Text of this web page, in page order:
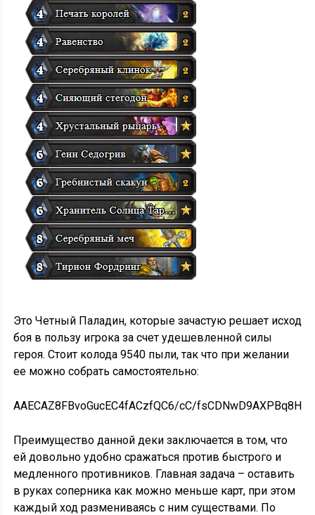
Это Четный Паладин, которые зачастую решает исход
боя в пользу игрока за счет удешевленной силы
героя. Стоит колода 9540 пыли, так что при желании
ее можно собрать самостоятельно:
AAECAZ8FBvoGucEC4fACzfQC6/cC/
Преимущество данной деки заключается в том, что
ей довольно удобно сражаться против быстрого и
медленного противников. Главная задача – оставить
в руках соперника как можно меньше карт, при этом
каждый ход размениваясь с ним существами. По